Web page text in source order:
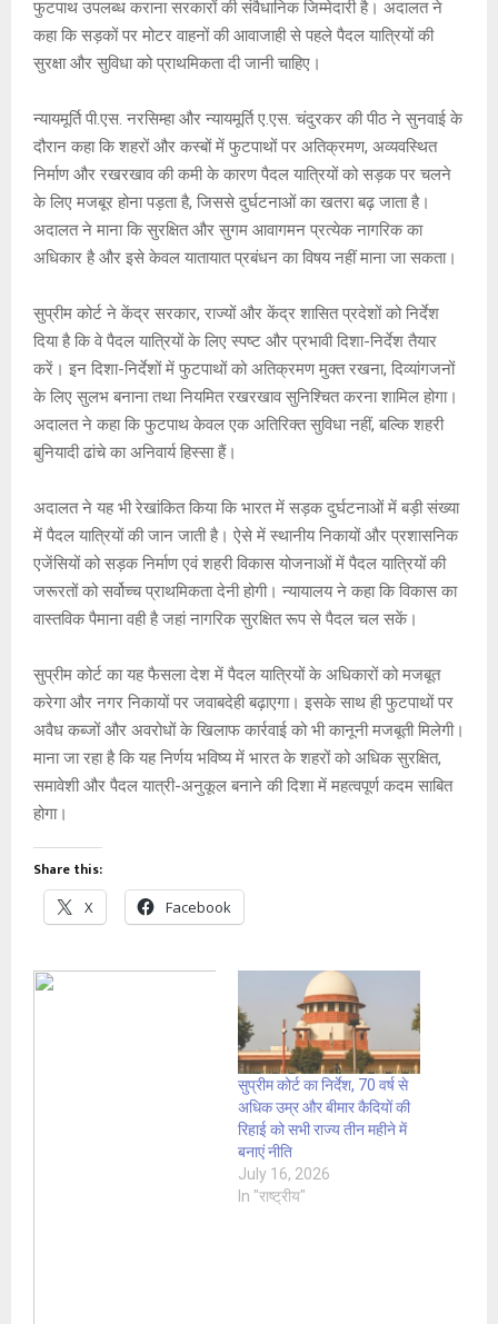
A
p
o
o
g
e
n
k
फुटपाथ उपलब्ध कराना सरकारों की संवैधानिक जिम्मेदारी है। अदालत ने
कहा कि सड़कों पर मोटर वाहनों की आवाजाही से पहले पैदल यात्रियों की
सुरक्षा और सुविधा को प्राथमिकता दी जानी चाहिए।
न्यायमूर्ति पी.एस. नरसिम्हा और न्यायमूर्ति ए.एस. चंदुरकर की पीठ ने सुनवाई के
दौरान कहा कि शहरों और कस्बों में फुटपाथों पर अतिक्रमण, अव्यवस्थित
निर्माण और रखरखाव की कमी के कारण पैदल यात्रियों को सड़क पर चलने
के लिए मजबूर होना पड़ता है, जिससे दुर्घटनाओं का खतरा बढ़ जाता है।
अदालत ने माना कि सुरक्षित और सुगम आवागमन प्रत्येक नागरिक का
अधिकार है और इसे केवल यातायात प्रबंधन का विषय नहीं माना जा सकता।
सुप्रीम कोर्ट ने केंद्र सरकार, राज्यों और केंद्र शासित प्रदेशों को निर्देश
दिया है कि वे पैदल यात्रियों के लिए स्पष्ट और प्रभावी दिशा-निर्देश तैयार
करें। इन दिशा-निर्देशों में फुटपाथों को अतिक्रमण मुक्त रखना, दिव्यांगजनों
के लिए सुलभ बनाना तथा नियमित रखरखाव सुनिश्चित करना शामिल होगा।
अदालत ने कहा कि फुटपाथ केवल एक अतिरिक्त सुविधा नहीं, बल्कि शहरी
बुनियादी ढांचे का अनिवार्य हिस्सा हैं।
अदालत ने यह भी रेखांकित किया कि भारत में सड़क दुर्घटनाओं में बड़ी संख्या
में पैदल यात्रियों की जान जाती है। ऐसे में स्थानीय निकायों और प्रशासनिक
एजेंसियों को सड़क निर्माण एवं शहरी विकास योजनाओं में पैदल यात्रियों की
जरूरतों को सर्वोच्च प्राथमिकता देनी होगी। न्यायालय ने कहा कि विकास का
वास्तविक पैमाना वही है जहां नागरिक सुरक्षित रूप से पैदल चल सकें।
सुप्रीम कोर्ट का यह फैसला देश में पैदल यात्रियों के अधिकारों को मजबूत
करेगा और नगर निकायों पर जवाबदेही बढ़ाएगा। इसके साथ ही फुटपाथों पर
अवैध कब्जों और अवरोधों के खिलाफ कार्रवाई को भी कानूनी मजबूती मिलेगी।
माना जा रहा है कि यह निर्णय भविष्य में भारत के शहरों को अधिक सुरक्षित,
समावेशी और पैदल यात्री-अनुकूल बनाने की दिशा में महत्वपूर्ण कदम साबित
होगा।
Share this:
X Facebook
सुप्रीम कोर्ट का निर्देश, 70 वर्ष से
अधिक उम्र और बीमार कैदियों की
रिहाई को सभी राज्य तीन महीने में
बनाएं नीति
July 16, 2026
In "राष्ट्रीय"